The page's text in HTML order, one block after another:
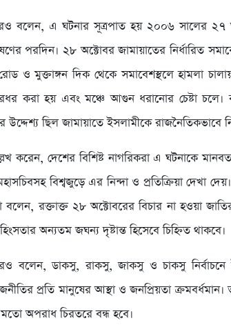
বলেন, এ ঘটনার সূত্রপাত হয় ২০০৬ সালের ২৭
পরদিন। ২৮ অক্টোবর জামায়াতের নির্ধারিত
ও মুক্তাঙ্গন দিক থেকে সমাবেশস্থলে হামলা
করা হয় এবং মঞ্চে আগুন ধরানোর চেষ্টা
উদ্দেশ্য ছিল জামায়াতে ইসলামীকে রাজনৈতিকভাবে
করেন, দেশের বিশিষ্ট নাগরিকরা এ ঘটনাকে
বিশ্বজুড়ে এর নিন্দা ও প্রতিক্রিয়া দেখা
বলেন, রক্তাক্ত ২৮ অক্টোবরের বিচার না হওয়া
অন্যতম জঘন্য দৃষ্টান্ত হিসেবে চিহ্নিত থাকবে।
বলেন, ডাকসু, রাকসু, জাকসু ও চাকসু নির্বাচনে
প্রতি মানুষের আস্থা ও জনপ্রিয়তা
মতো অপরাধ চিরতরে বন্ধ হবে।